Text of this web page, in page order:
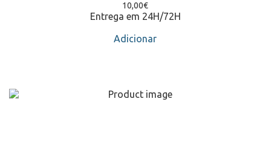
10,00€
Entrega em 24H/72H
Adicionar